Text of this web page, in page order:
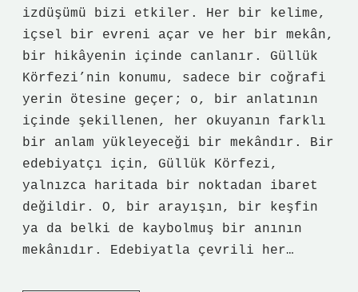
izdüşümü bizi etkiler. Her bir kelime,
içsel bir evreni açar ve her bir mekân,
bir hikâyenin içinde canlanır. Güllük
Körfezi’nin konumu, sadece bir coğrafi
yerin ötesine geçer; o, bir anlatının
içinde şekillenen, her okuyanın farklı
bir anlam yükleyeceği bir mekândır. Bir
edebiyatçı için, Güllük Körfezi,
yalnızca haritada bir noktadan ibaret
değildir. O, bir arayışın, bir keşfin
ya da belki de kaybolmuş bir anının
mekânıdır. Edebiyatla çevrili her…